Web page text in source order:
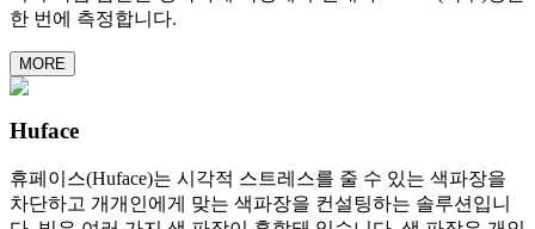
한 번에 측정합니다.
MORE
Huface
휴페이스(Huface)는 시각적 스트레스를 줄 수 있는 색파장을
차단하고 개개인에게 맞는 색파장을 컨설팅하는 솔루션입니